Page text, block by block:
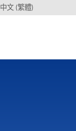
中文 (繁體)